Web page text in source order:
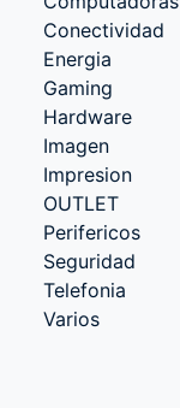
Conectividad
Energia
Gaming
Hardware
Imagen
Impresion
OUTLET
Perifericos
Seguridad
Telefonia
Varios